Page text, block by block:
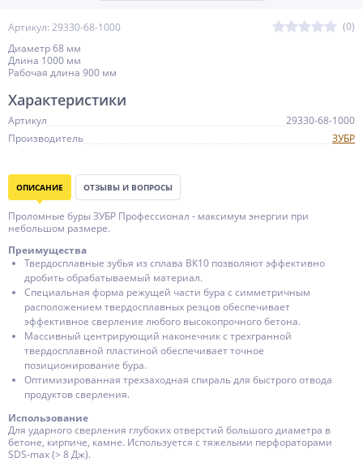
Артикул: 29330-68-1000
(0)
Диаметр 68 мм
Длина 1000 мм
Рабочая длина 900 мм
Характеристики
Артикул
29330-68-1000
Производитель
ЗУБР
ОПИСАНИЕ ОТЗЫВЫ И ВОПРОСЫ
Проломные буры ЗУБР Профессионал - максимум энергии при
небольшом размере.
Преимущества
Твердосплавные зубья из сплава ВК10 позволяют эффективно
дробить обрабатываемый материал.
Специальная форма режущей части бура с симметричным
расположением твердосплавных резцов обеспечивает
эффективное сверление любого высокопрочного бетона.
Массивный центрирующий наконечник с трехгранной
твердосплавной пластиной обеспечивает точное
позиционирование бура.
Оптимизированная трехзаходная спираль для быстрого отвода
продуктов сверления.
Использование
Для ударного сверления глубоких отверстий большого диаметра в
бетоне, кирпиче, камне. Используется с тяжелыми перфораторами
SDS-max (> 8 Дж).